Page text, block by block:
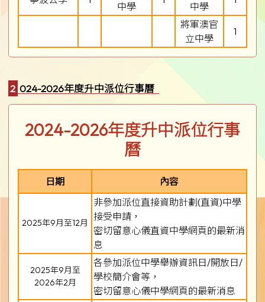
中學
中學
將軍澳官
立中學
1
2024-2026年度升中派位行事曆
2024-2026年度升中派位行事
曆
日期 內容
2025年9月至12月
非參加派位直接資助計劃(直資)中學
接受申請，
密切留意心儀直資中學網頁的最新消
息
2025年9月至
2026年2月
各參加派位中學舉辦資訊日/開放日/
學校簡介會等，
密切留意心儀中學網頁的最新消息